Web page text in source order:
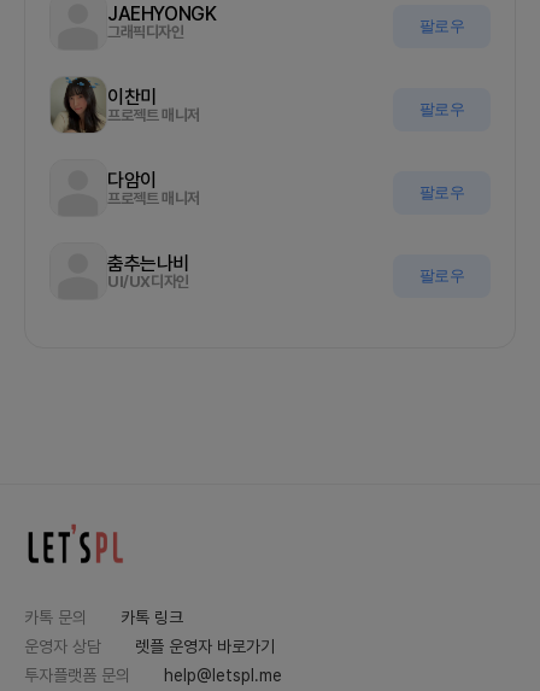
JAEHYONGK
그래픽디자인 팔로우
이찬미
프로젝트 매니저 팔로우
다암이
프로젝트 매니저 팔로우
춤추는나비
UI/UX디자인 팔로우
카톡 문의
카톡 링크
운영자 상담
렛플 운영자 바로가기
투자플랫폼 문의
help@letspl.me